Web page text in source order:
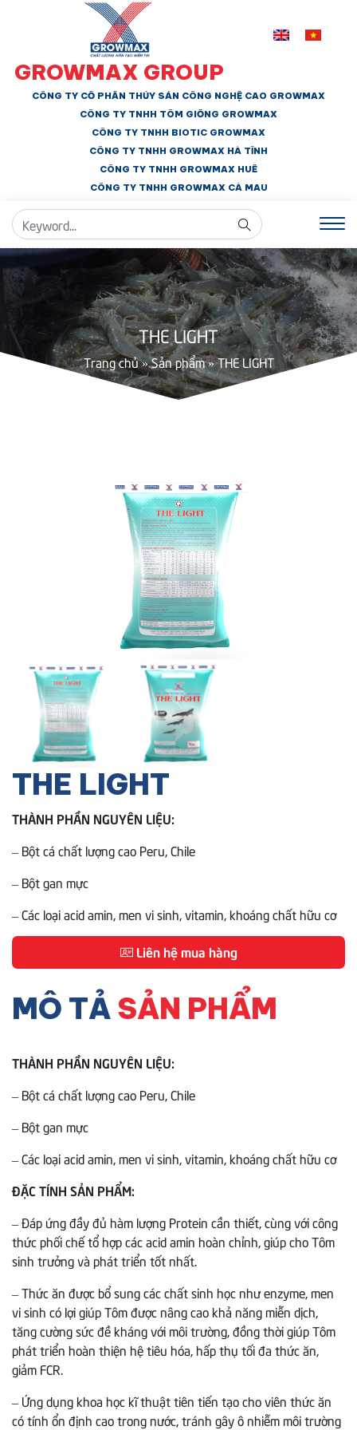
GROWMAX GROUP
CÔNG TY CỔ PHẦN THỦY SẢN CÔNG NGHỆ CAO GROWMAX
CÔNG TY TNHH TÔM GIỐNG GROWMAX
CÔNG TY TNHH BIOTIC GROWMAX
CÔNG TY TNHH GROWMAX HÀ TĨNH
CÔNG TY TNHH GROWMAX HUẾ
CÔNG TY TNHH GROWMAX CÀ MAU
THE LIGHT
Trang chủ»Sản phẩm»THE LIGHT
THE LIGHT
THÀNH PHẦN NGUYÊN LIỆU:
– Bột cá chất lượng cao Peru, Chile
– Bột gan mực
– Các loại acid amin, men vi sinh, vitamin, khoáng chất hữu cơ
Liên hệ mua hàng
MÔ TẢSẢN PHẨM
THÀNH PHẦN NGUYÊN LIỆU:
– Bột cá chất lượng cao Peru, Chile
– Bột gan mực
– Các loại acid amin, men vi sinh, vitamin, khoáng chất hữu cơ
ĐẶC TÍNH SẢN PHẨM:
– Đáp ứng đầy đủ hàm lượng Protein cần thiết, cùng với công
thức phối chế tổ hợp các acid amin hoàn chỉnh, giúp cho Tôm
sinh trưởng và phát triển tốt nhất.
– Thức ăn được bổ sung các chất sinh học như enzyme, men
vi sinh có lợi giúp Tôm được nâng cao khả năng miễn dịch,
tăng cường sức đề kháng với môi trường, đồng thời giúp Tôm
phát triển hoàn thiện hệ tiêu hóa, hấp thụ tối đa thức ăn,
giảm FCR.
– Ứng dụng khoa học kĩ thuật tiên tiến tạo cho viên thức ăn
có tính ổn định cao trong nước, tránh gây ô nhiễm môi trường